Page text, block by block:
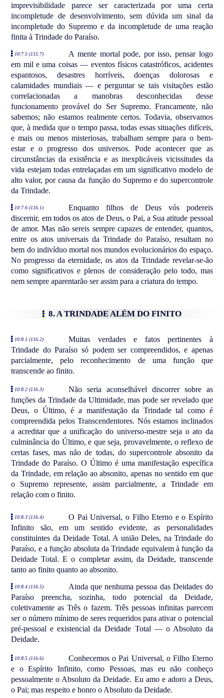
imprevisibilidade parece ser caracterizada por uma certa
incompletude de desenvolvimento, sem dúvida um sinal da
incompletude do Supremo e da incompletude de uma reação
finita à Trindade do Paraíso.
10:7.5 (115.7)
A mente mortal pode, por isso, pensar logo
em mil e uma coisas — eventos físicos catastróficos, acidentes
espantosos, desastres horríveis, doenças dolorosas e
calamidades mundiais — e perguntar se tais visitações estão
correlacionadas a manobras desconhecidas desse
funcionamento provável do Ser Supremo. Francamente, não
sabemos; não estamos realmente certos. Todavia, observamos
que, à medida que o tempo passa, todas essas situações difíceis,
e mais ou menos misteriosas, trabalham sempre para o bem-
estar e o progresso dos universos. Pode acontecer que as
circunstâncias da existência e as inexplicáveis vicissitudes da
vida estejam todas entrelaçadas em um significativo modelo de
alto valor, por causa da função do Supremo e do supercontrole
da Trindade.
10:7.6 (116.1)
Enquanto filhos de Deus vós podereis
discernir, em todos os atos de Deus, o Pai, a Sua atitude pessoal
de amor. Mas não sereis sempre capazes de entender, quantos,
entre os atos universais da Trindade do Paraíso, resultam no
bem do indivíduo mortal nos mundos evolucionários do espaço.
No progresso da eternidade, os atos da Trindade revelar-se-ão
como significativos e plenos de consideração pelo todo, mas
nem sempre aparentarão ser assim para a criatura do tempo.
8. A TRINDADE ALÉM DO FINITO
10:8.1 (116.2)
Muitas verdades e fatos pertinentes à
Trindade do Paraíso só podem ser compreendidos, e apenas
parcialmente, pelo reconhecimento de uma função que
transcende ao finito.
10:8.2 (116.3)
Não seria aconselhável discorrer sobre as
funções da Trindade da Ultimidade, mas pode ser revelado que
Deus, o Último, é a manifestação da Trindade tal como é
compreendida pelos Transcendentores. Nós estamos inclinados
a acreditar que a unificação do universo-mestre seja o ato da
culminância do Último, e que seja, provavelmente, o reflexo de
certas fases, mas não de todas, do supercontrole absonito da
Trindade do Paraíso. O Último é uma manifestação específica
da Trindade, em relação ao absonito, apenas no sentido em que
o Supremo represente, assim parcialmente, a Trindade em
relação com o finito.
10:8.3 (116.4)
O Pai Universal, o Filho Eterno e o Espírito
Infinito são, em um sentido evidente, as personalidades
constituintes da Deidade Total. A união Deles, na Trindade do
Paraíso, e a função absoluta da Trindade equivalem à função da
Deidade Total. E o completar assim, da Deidade, transcende
tanto ao finito quanto ao absonito.
10:8.4 (116.5)
Ainda que nenhuma pessoa das Deidades do
Paraíso preencha, sozinha, todo potencial da Deidade,
coletivamente as Três o fazem. Três pessoas infinitas parecem
ser o número mínimo de seres requeridos para ativar o potencial
pré-pessoal e existencial da Deidade Total — o Absoluto da
Deidade.
10:8.5 (116.6)
Conhecemos o Pai Universal, o Filho Eterno
e o Espírito Infinito, como Pessoas, mas eu não conheço
pessoalmente o Absoluto da Deidade. Eu amo e adoro a Deus,
o Pai; mas respeito e honro o Absoluto da Deidade.